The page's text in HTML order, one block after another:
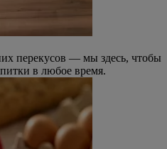
перекусов — мы здесь, чтобы
в любое время.